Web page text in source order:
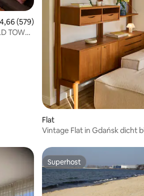
beoordeling van 4,66 op 5, 579
4,66 (579)
TOWN
Flat
Vintage Flat in Gdańsk dicht
Superhost
Superhost